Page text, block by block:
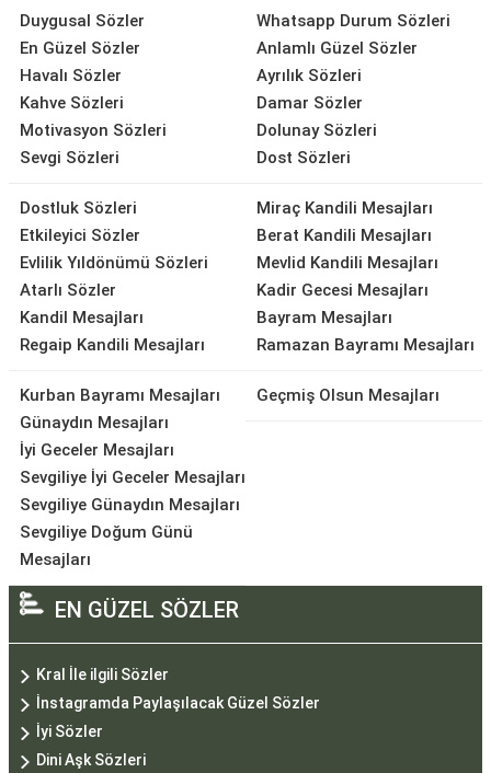
Duygusal Sözler
En Güzel Sözler
Havalı Sözler
Kahve Sözleri
Motivasyon Sözleri
Sevgi Sözleri
Whatsapp Durum Sözleri
Anlamlı Güzel Sözler
Ayrılık Sözleri
Damar Sözler
Dolunay Sözleri
Dost Sözleri
Dostluk Sözleri
Etkileyici Sözler
Evlilik Yıldönümü Sözleri
Atarlı Sözler
Kandil Mesajları
Regaip Kandili Mesajları
Miraç Kandili Mesajları
Berat Kandili Mesajları
Mevlid Kandili Mesajları
Kadir Gecesi Mesajları
Bayram Mesajları
Ramazan Bayramı Mesajları
Kurban Bayramı Mesajları
Günaydın Mesajları
İyi Geceler Mesajları
Sevgiliye İyi Geceler Mesajları
Sevgiliye Günaydın Mesajları
Sevgiliye Doğum Günü
Mesajları
Geçmiş Olsun Mesajları
EN GÜZEL SÖZLER
Kral İle ilgili Sözler
İnstagramda Paylaşılacak Güzel Sözler
İyi Sözler
Dini Aşk Sözleri